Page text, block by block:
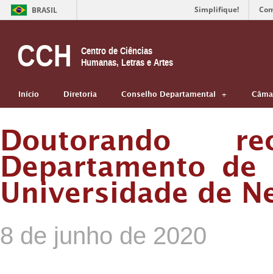
BRASIL Simplifique!
CCH
Centro de Ciências
Humanas, Letras e Artes
Início Diretoria Conselho Departamental
Doutorando
Departamento
Universidade de
8 de junho de 2020